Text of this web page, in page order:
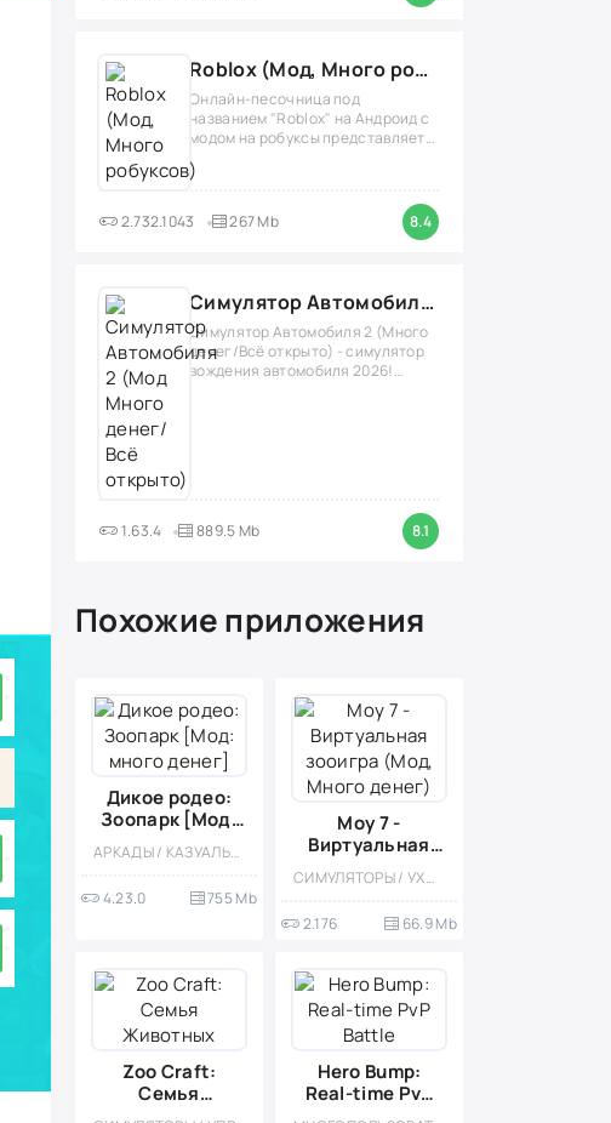
Roblox (Мод, Много робуксов)
Онлайн-песочница под
названием "Roblox" на Андроид с
модом на робуксы представляет
собой
2.732.1043 267 Mb 8.4
Симулятор Автомобиля 2 (Мод Много денег/Всё открыто)
Симулятор Автомобиля 2 (Много
денег/Всё открыто) - симулятор
вождения автомобиля 2026!
1.63.4 889.5 Mb 8.1
Похожие приложения
Дикое родео:
Зоопарк [Мод:
много денег] АРКАДЫ / КАЗУАЛЬНЫЕ / ЭКШЕНЫ / ПЛАТФОРМЕРЫ / РАННИЙ ДОСТУП / ОДНОПОЛЬЗОВАТЕЛЬСКИЕ / СТИЛИЗАЦИЯ / ПИКСЕЛЬНАЯ / ОФЛАЙН / МОД / ВСТРОЕННЫЙ КЕШ / ДЛЯ ДЕТЕЙ / ВЕСЁЛАЯ
4.23.0 755 Mb
Мoy 7 -
Виртуальная
зооигра (Мод,
Много денег)СИМУЛЯТОРЫ / УХОД / ПИТОМЦЫ / КАЗУАЛЬНЫЕ / ОДНОПОЛЬЗОВАТЕЛЬСКИЕ / СТИЛИЗАЦИЯ / ПО МУЛЬТФИЛЬМАМ / ОФЛАЙН / МОД
2.176 66.9 Mb
Zoo Craft:
Семья
Животных
Hero Bump:
Real-time PvP
Battle